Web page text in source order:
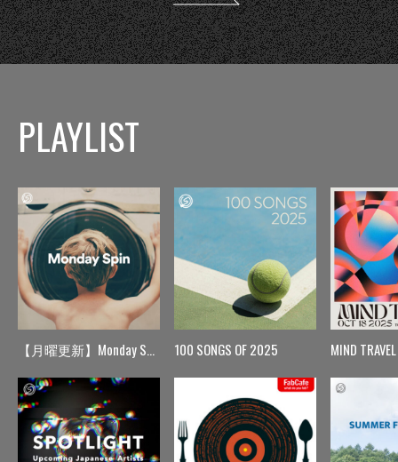
PLAYLIST
【月曜更新】Monday Spin 100 SONGS OF 2025 MIND TRAVEL